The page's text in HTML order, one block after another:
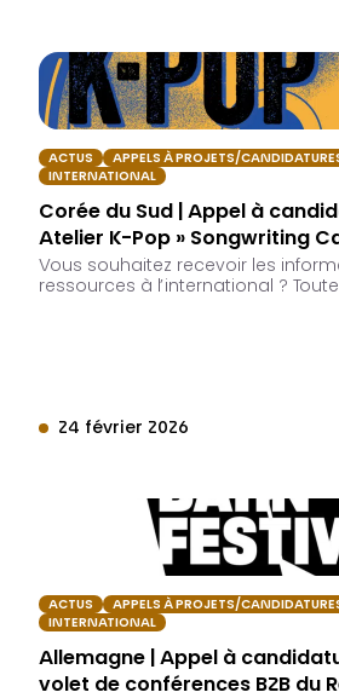
ACTUS APPELS À PROJETS/
INTERNATIONAL
Corée du Sud | Appel à
Atelier K-Pop » Songwriting
Vous souhaitez recevoir les
ressources à l’international ?
24 février 2026
ACTUS APPELS À PROJETS/
INTERNATIONAL
Allemagne | Appel à
volet de conférences B2B du